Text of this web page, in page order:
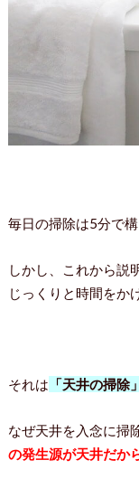
毎日の掃除は5分で構
しかし、これから説
じっくりと時間をか
それは 「天井の掃除」
なぜ天井を入念に掃
の発生源が天井だか